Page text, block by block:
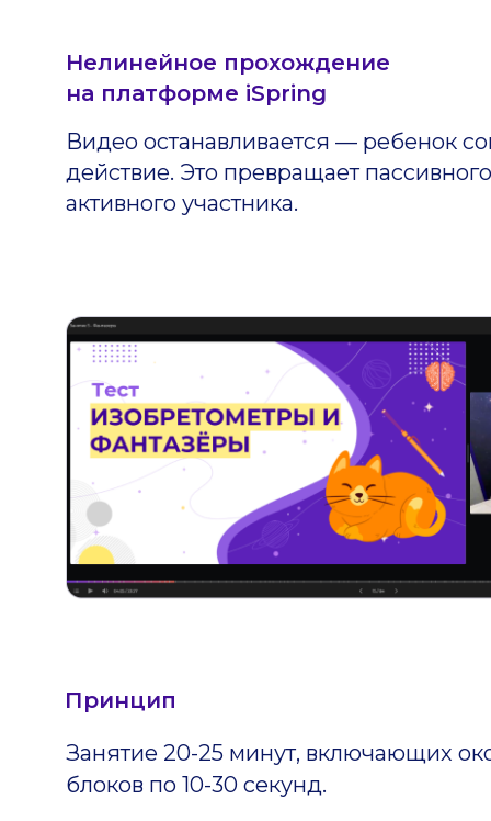
Нелинейное прохождение
на платформе iSpring
Принцип
Видео останавливается — ребенок
действие. Это превращает
активного участника.
Занятие 20-25 минут, включающих
блоков по 10-30 секунд.